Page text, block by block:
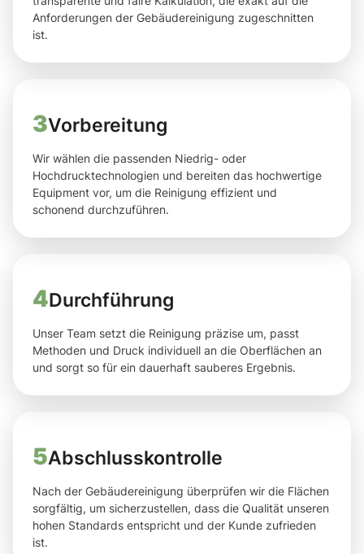
Anforderungen der Gebäudereinigung zugeschnitten
ist.
3Vorbereitung
Wir wählen die passenden Niedrig- oder
Hochdrucktechnologien und bereiten das hochwertige
Equipment vor, um die Reinigung effizient und
schonend durchzuführen.
4Durchführung
Unser Team setzt die Reinigung präzise um, passt
Methoden und Druck individuell an die Oberflächen an
und sorgt so für ein dauerhaft sauberes Ergebnis.
5Abschlusskontrolle
Nach der Gebäudereinigung überprüfen wir die Flächen
sorgfältig, um sicherzustellen, dass die Qualität unseren
hohen Standards entspricht und der Kunde zufrieden
ist.